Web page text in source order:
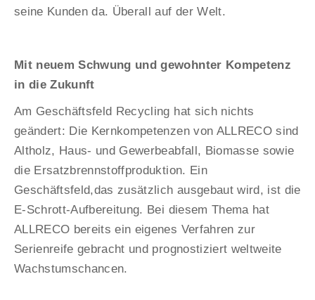
seine Kunden da. Überall auf der Welt.
Mit neuem Schwung und gewohnter Kompetenz
in die Zukunft
Am Geschäftsfeld Recycling hat sich nichts
geändert: Die Kernkompetenzen von ALLRECO sind
Altholz, Haus- und Gewerbeabfall, Biomasse sowie
die Ersatzbrennstoffproduktion. Ein
Geschäftsfeld,das zusätzlich ausgebaut wird, ist die
E-Schrott-Aufbereitung. Bei diesem Thema hat
ALLRECO bereits ein eigenes Verfahren zur
Serienreife gebracht und prognostiziert weltweite
Wachstumschancen.